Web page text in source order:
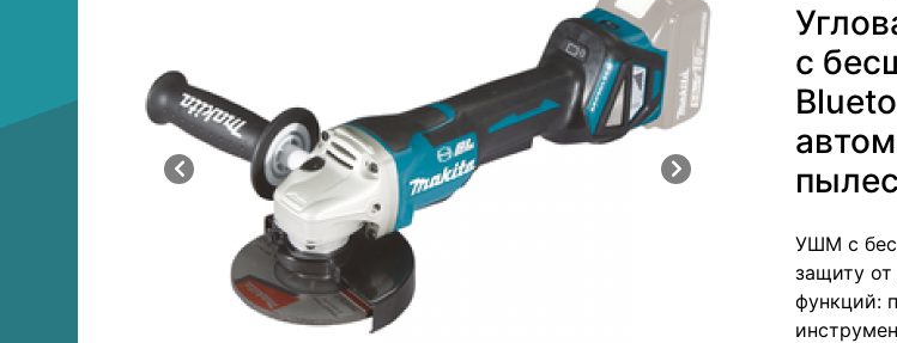
с
УШМ с
защиту
функций: